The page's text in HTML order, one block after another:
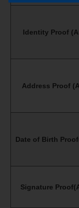
Identity Proof
Address Proof
Date of Birth
Signature